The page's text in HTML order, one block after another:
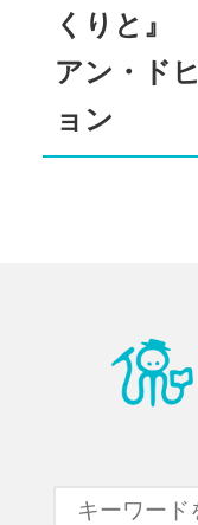
くりと』
アン・ドヒ
ョン